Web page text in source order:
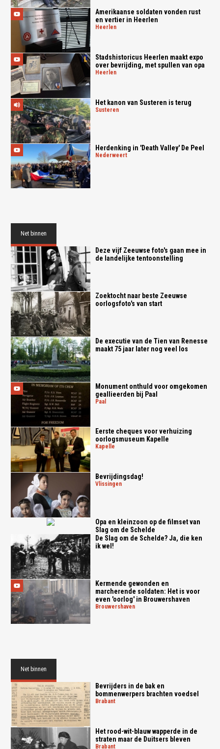
Amerikaanse soldaten vonden rust
en vertier in Heerlen
heerlen
Stadshistoricus Heerlen maakt expo
over bevrijding, met spullen van opa
heerlen
Het kanon van Susteren is terug
susteren
Herdenking in 'Death Valley' De Peel
nederweert
Net binnen
Deze vijf Zeeuwse foto's gaan mee in
de landelijke tentoonstelling
Zoektocht naar beste Zeeuwse
oorlogsfoto's van start
De executie van de Tien van Renesse
maakt 75 jaar later nog veel los
Monument onthuld voor omgekomen
geallieerden bij Paal
paal
Eerste cheques voor verhuizing
oorlogsmuseum Kapelle
kapelle
Bevrijdingsdag!
vlissingen
Opa en kleinzoon op de filmset van
Slag om de Schelde
De Slag om de Schelde? Ja, die ken
ik wel!
Kermende gewonden en
marcherende soldaten: Het is voor
even 'oorlog' in Brouwershaven
brouwershaven
Net binnen
Bevrijders in de bak en
bommenwerpers brachten voedsel
brabant
Het rood-wit-blauw wapperde in de
straten maar de Duitsers bleven
brabant